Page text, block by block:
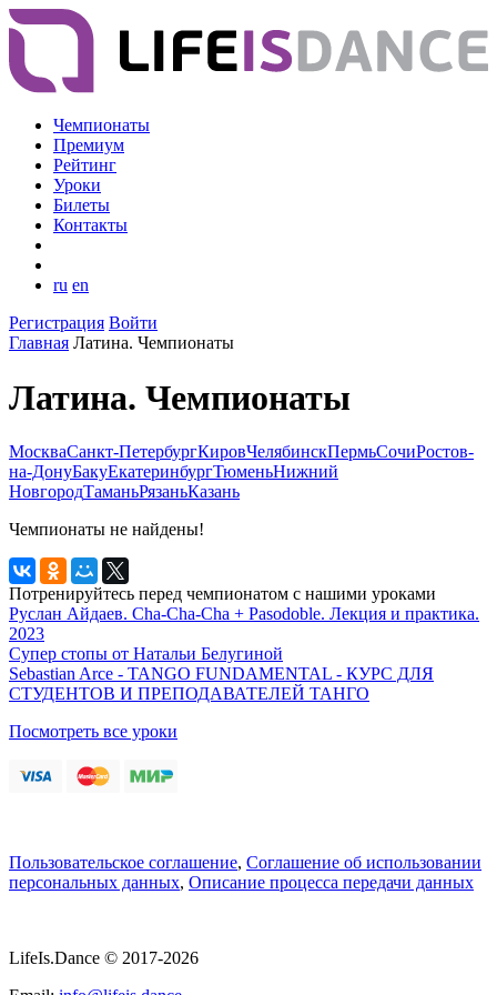
Чемпионаты
Премиум
Рейтинг
Уроки
Билеты
Контакты
ru en
Регистрация Войти
Главная Латина. Чемпионаты
Латина. Чемпионаты
МоскваСанкт-ПетербургКировЧелябинскПермьСочиРостов-
на-ДонуБакуЕкатеринбургТюменьНижний
НовгородТаманьРязаньКазань
Чемпионаты не найдены!
Потренируйтесь перед чемпионатом с нашими уроками
Руслан Айдаев. Cha-Cha-Cha + Pasodoble. Лекция и практика.
2023
Супер стопы от Натальи Белугиной
Sebastian Arce - TANGO FUNDAMENTAL - КУРС ДЛЯ
СТУДЕНТОВ И ПРЕПОДАВАТЕЛЕЙ ТАНГО
Посмотреть все уроки
Пользовательское соглашение, Соглашение об использовании
персональных данных, Описание процесса передачи данных
LifeIs.Dance © 2017-2026